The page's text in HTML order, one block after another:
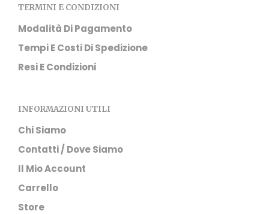
TERMINI E CONDIZIONI
Modalità Di Pagamento
Tempi E Costi Di Spedizione
Resi E Condizioni
INFORMAZIONI UTILI
Chi Siamo
Contatti / Dove Siamo
Il Mio Account
Carrello
Store